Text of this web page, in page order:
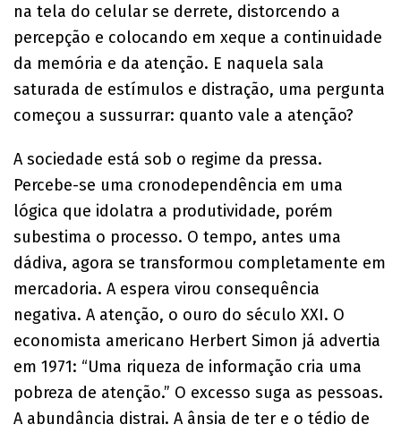
na tela do celular se derrete, distorcendo a
percepção e colocando em xeque a continuidade
da memória e da atenção. E naquela sala
saturada de estímulos e distração, uma pergunta
começou a sussurrar: quanto vale a atenção?
A sociedade está sob o regime da pressa.
Percebe-se uma cronodependência em uma
lógica que idolatra a produtividade, porém
subestima o processo. O tempo, antes uma
dádiva, agora se transformou completamente em
mercadoria. A espera virou consequência
negativa. A atenção, o ouro do século XXI. O
economista americano Herbert Simon já advertia
em 1971: “Uma riqueza de informação cria uma
pobreza de atenção.” O excesso suga as pessoas.
A abundância distrai. A ânsia de ter e o tédio de